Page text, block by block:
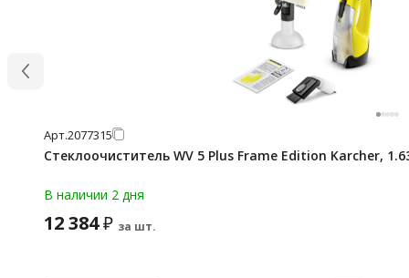
Арт.2077315
Стеклоочиститель WV 5 Plus Frame Edition Karcher,
В наличии 2 дня
12 384₽ за шт.